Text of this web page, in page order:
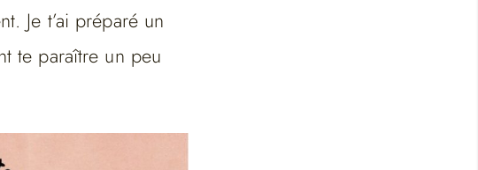
Je t’ai préparé un
te paraître un peu